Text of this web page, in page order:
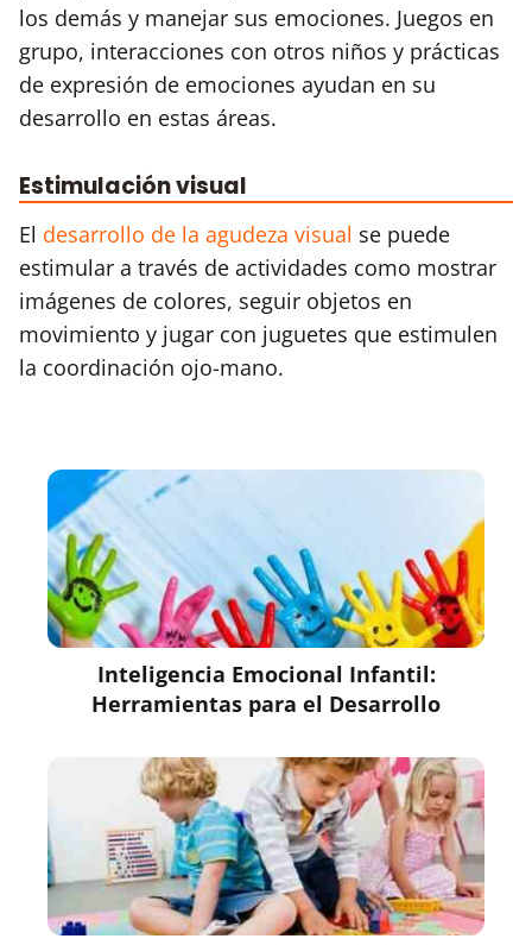
los demás y manejar sus emociones. Juegos en
grupo, interacciones con otros niños y prácticas
de expresión de emociones ayudan en su
desarrollo en estas áreas.
Estimulación visual
El desarrollo de la agudeza visual se puede
estimular a través de actividades como mostrar
imágenes de colores, seguir objetos en
movimiento y jugar con juguetes que estimulen
la coordinación ojo-mano.
Inteligencia Emocional Infantil:
Herramientas para el Desarrollo